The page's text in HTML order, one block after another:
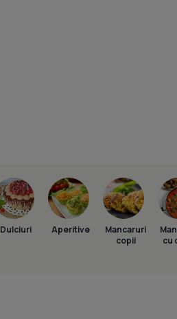
Dulciuri Aperitive
Mancaruri
copii
cu